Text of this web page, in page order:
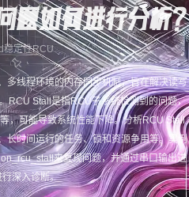
如何进行分析？
稳定性RCU
多线程环境的内存同步机制，旨在解决读写
RCU Stall是指RCU子系统检测到的问题，
，可能导致系统性能下降。分析RCU Stall
长时间运行的任务、锁和资源争用等。实例
来复现问题，并通过串口输出进
行深入诊断。